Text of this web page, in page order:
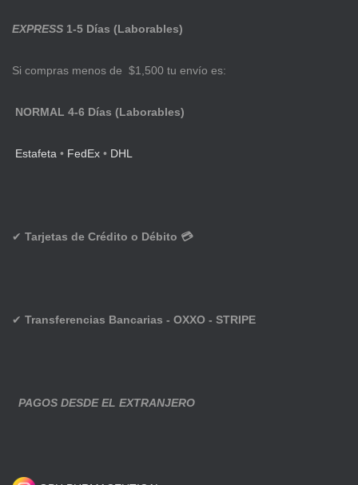
EXPRESS 1-5 Días (Laborables)
Si compras menos de $1,500 tu envío es:
NORMAL 4-6 Días (Laborables)
Estafeta • FedEx • DHL
✔ Tarjetas de Crédito o Débito 💳
✔ Transferencias Bancarias - OXXO - STRIPE
PAGOS DESDE EL EXTRANJERO